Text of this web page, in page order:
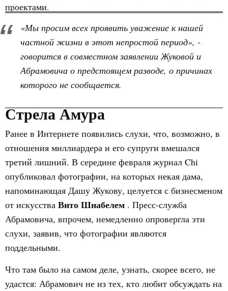
проектами.
«Мы просим всех проявить уважение к нашей
частной жизни в этот непростой период», -
говорится в совместном заявлении Жуковой и
Абрамовича о предстоящем разводе, о причинах
которого не сообщается.
Стрела Амура
Ранее в Интернете появились слухи, что, возможно, в
отношения миллиардера и его супруги вмешался
третий лишний. В середине февраля журнал Chi
опубликовал фотографии, на которых некая дама,
напоминающая Дашу Жукову, целуется с бизнесменом
от искусства Вито Шнабелем . Пресс-служба
Абрамовича, впрочем, немедленно опровергла эти
слухи, заявив, что фотографии являются
поддельными.
Что там было на самом деле, узнать, скорее всего, не
удастся: Абрамович не из тех, кто любит обсуждать на